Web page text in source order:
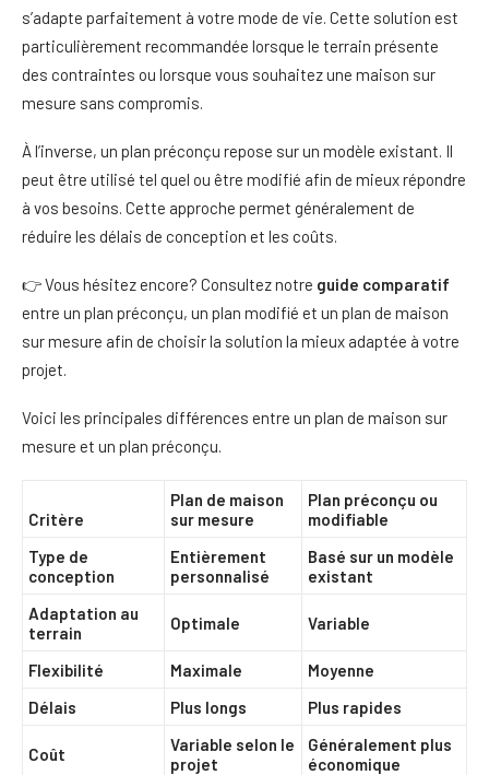
s’adapte parfaitement à votre mode de vie. Cette solution est
particulièrement recommandée lorsque le terrain présente
des contraintes ou lorsque vous souhaitez une maison sur
mesure sans compromis.
À l’inverse, un plan préconçu repose sur un modèle existant. Il
peut être utilisé tel quel ou être modifié afin de mieux répondre
à vos besoins. Cette approche permet généralement de
réduire les délais de conception et les coûts.
👉 Vous hésitez encore? Consultez notre guide comparatif
entre un plan préconçu, un plan modifié et un plan de maison
sur mesure afin de choisir la solution la mieux adaptée à votre
projet.
Voici les principales différences entre un plan de maison sur
mesure et un plan préconçu.
Critère
Plan de maison
sur mesure
Plan préconçu ou
modifiable
Type de
conception
Entièrement
personnalisé
Basé sur un modèle
existant
Adaptation au
terrain
Optimale Variable
Flexibilité Maximale
Moyenne
Délais
Plus longs Plus rapides
Coût
Variable selon le
projet
Généralement plus
économique